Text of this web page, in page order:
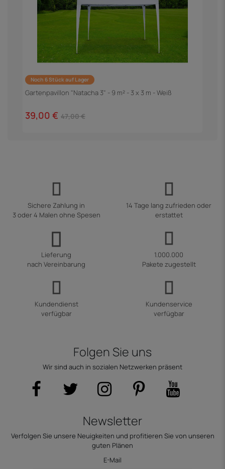
Noch 6 Stück auf Lager
Gartenpavillon "Natacha 3" - 9 m² - 3 x 3 m - Weiß
39,00 € 47,00 €
Sichere Zahlung in
3 oder 4 Malen ohne Spesen
14 Tage lang zufrieden oder
erstattet
Lieferung
nach Vereinbarung
1.000.000
Pakete zugestellt
Kundendienst
verfügbar
Kundenservice
verfügbar
Folgen Sie uns
Wir sind auch in sozialen Netzwerken präsent
Newsletter
Verfolgen Sie unsere Neuigkeiten und profitieren Sie von unseren
guten Plänen
E-Mail